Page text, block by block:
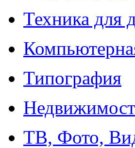
Техника для
Типография
ТВ, Фото,